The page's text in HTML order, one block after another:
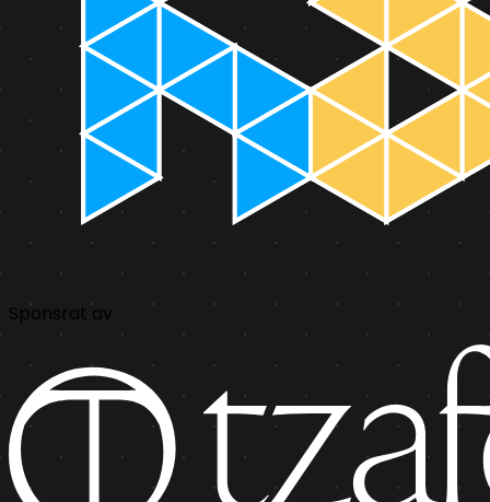
Sponsrat av